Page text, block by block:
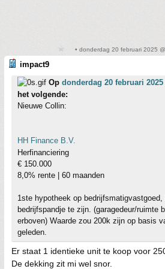
• donderdag 20 februari 2025
impact9
Op donderdag 20 februari 2025
het volgende:
Nieuwe Collin:
HH Finance B.V.
Herfinanciering
€ 150.000
8,0% rente | 60 maanden
1ste hypotheek op
bedrijfspandje te zijn. (garagedeur/ruimte
erboven) Waarde zou 200k zijn op basis
geleden.
Er staat 1 identieke unit te koop voor
De dekking zit mi wel snor.